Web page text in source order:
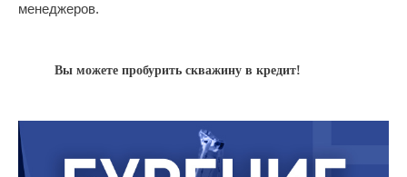
менеджеров.
Вы можете пробурить скважину в кредит!